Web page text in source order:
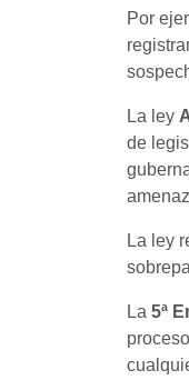
Por
La ley
de
La ley
La 5ª